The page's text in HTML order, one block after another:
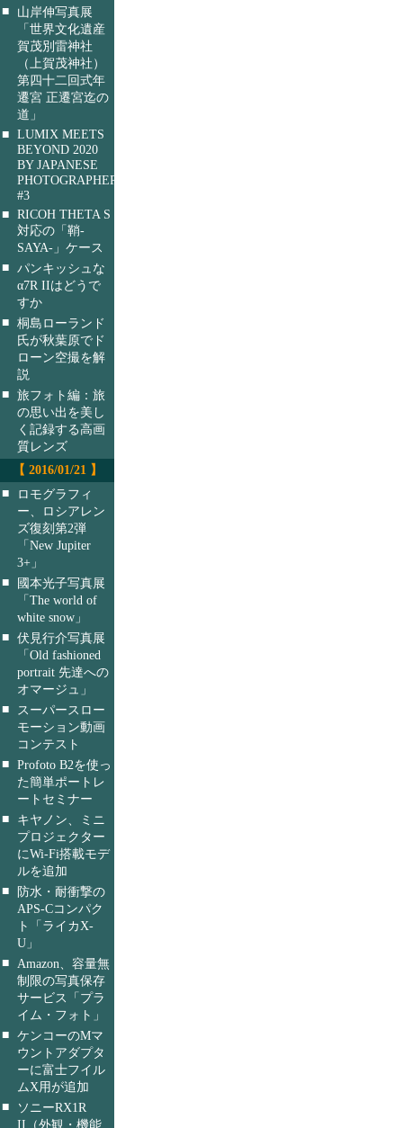
■
山岸伸写真展
「世界文化遺産
賀茂別雷神社
（上賀茂神社）
第四十二回式年
遷宮 正遷宮迄の
道」
■ LUMIX MEETS
BEYOND 2020
BY JAPANESE
PHOTOGRAPHERS
#3
■ RICOH THETA S
対応の「鞘-
SAYA-」ケース
■ パンキッシュな
α7R IIはどうで
すか
■ 桐島ローランド
氏が秋葉原でド
ローン空撮を解
説
■ 旅フォト編：旅
の思い出を美し
く記録する高画
質レンズ
【 2016/01/21 】
■
ロモグラフィ
ー、ロシアレン
ズ復刻第2弾
「New Jupiter
3+」
■
國本光子写真展
「The world of
white snow」
■ 伏見行介写真展
「Old fashioned
portrait 先達への
オマージュ」
■
スーパースロー
モーション動画
コンテスト
■ Profoto B2を使っ
た簡単ポートレ
ートセミナー
■
キヤノン、ミニ
プロジェクター
にWi-Fi搭載モデ
ルを追加
■
防水・耐衝撃の
APS-Cコンパク
ト「ライカX-
U」
■
Amazon、容量無
制限の写真保存
サービス「プラ
イム・フォト」
■ ケンコーのMマ
ウントアダプタ
ーに富士フイル
ムX用が追加
■
ソニーRX1R
II（外観・機能